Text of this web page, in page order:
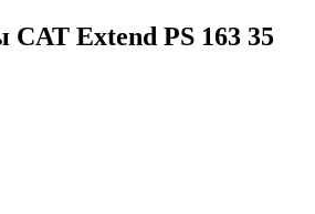
Extend PS 163 35